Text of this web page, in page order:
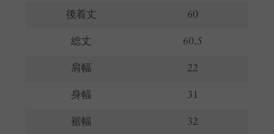
後着丈 60
総丈 60.5
肩幅 22
身幅 31
裾幅 32